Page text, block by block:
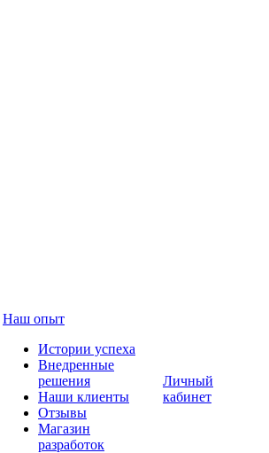
Наш опыт
Истории успеха
Внедренные
решения
Наши клиенты
Отзывы
Магазин
разработок
Личный
кабинет